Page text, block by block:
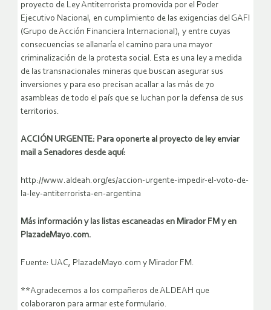
proyecto de Ley Antiterrorista promovida por el Poder
Ejecutivo Nacional, en cumplimiento de las exigencias del GAFI
(Grupo de Acción Financiera Internacional), y entre cuyas
consecuencias se allanaría el camino para una mayor
criminalización de la protesta social. Esta es una ley a medida
de las transnacionales mineras que buscan asegurar sus
inversiones y para eso precisan acallar a las más de 70
asambleas de todo el país que se luchan por la defensa de sus
territorios.
ACCIÓN URGENTE: Para oponerte al proyecto de ley enviar
mail a Senadores desde aquí:
http://www.aldeah.org/es/accion-urgente-impedir-el-voto-de-
la-ley-antiterrorista-en-argentina
Más información y las listas escaneadas en Mirador FM y en
PlazadeMayo.com.
Fuente: UAC, PlazadeMayo.com y Mirador FM.
**Agradecemos a los compañeros de ALDEAH que
colaboraron para armar este formulario.